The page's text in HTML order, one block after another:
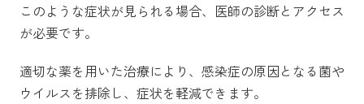
このような症状が見られる場合、医師の診断とアクセス
が必要です。
適切な薬を用いた治療により、感染症の原因となる菌や
ウイルスを排除し、症状を軽減できます。